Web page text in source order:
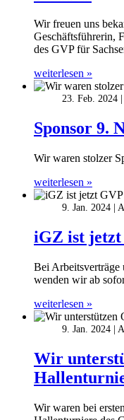
Wir freuen uns
Geschäftsführerin,
des GVP für
weiterlesen »
23. Feb. 2024
Sponsor 9.
Wir waren stolzer
weiterlesen »
9. Jan. 2024
iGZ ist jetzt
Bei Arbeitsverträge
wenden wir ab
weiterlesen »
9. Jan. 2024
Wir
Wir waren bei